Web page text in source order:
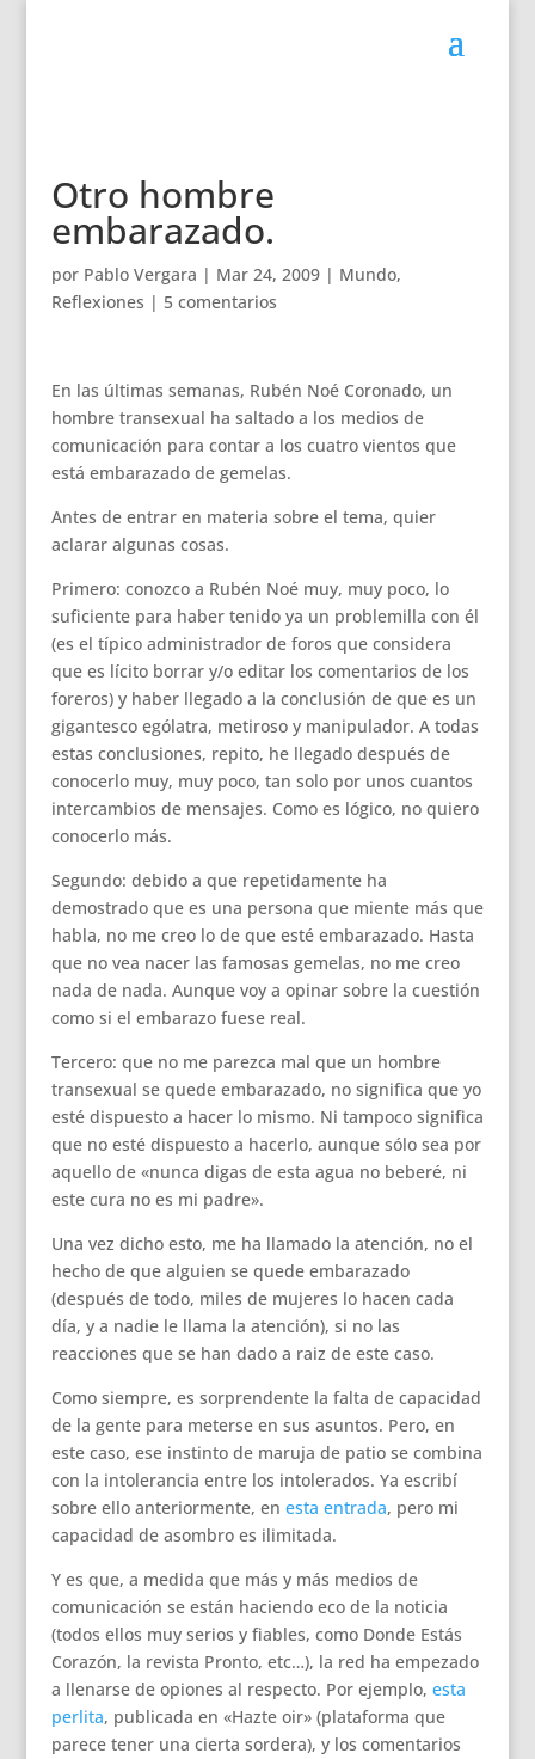
Otro hombre
embarazado.
por Pablo Vergara | Mar 24, 2009| Mundo,
Reflexiones | 5 comentarios
En las últimas semanas, Rubén Noé Coronado, un
hombre transexual ha saltado a los medios de
comunicación para contar a los cuatro vientos que
está embarazado de gemelas.
Antes de entrar en materia sobre el tema, quier
aclarar algunas cosas.
Primero: conozco a Rubén Noé muy, muy poco, lo
suficiente para haber tenido ya un problemilla con él
(es el típico administrador de foros que considera
que es lícito borrar y/o editar los comentarios de los
foreros) y haber llegado a la conclusión de que es un
gigantesco ególatra, metiroso y manipulador. A todas
estas conclusiones, repito, he llegado después de
conocerlo muy, muy poco, tan solo por unos cuantos
intercambios de mensajes. Como es lógico, no quiero
conocerlo más.
Segundo: debido a que repetidamente ha
demostrado que es una persona que miente más que
habla, no me creo lo de que esté embarazado. Hasta
que no vea nacer las famosas gemelas, no me creo
nada de nada. Aunque voy a opinar sobre la cuestión
como si el embarazo fuese real.
Tercero: que no me parezca mal que un hombre
transexual se quede embarazado, no significa que yo
esté dispuesto a hacer lo mismo. Ni tampoco significa
que no esté dispuesto a hacerlo, aunque sólo sea por
aquello de «nunca digas de esta agua no beberé, ni
este cura no es mi padre».
Una vez dicho esto, me ha llamado la atención, no el
hecho de que alguien se quede embarazado
(después de todo, miles de mujeres lo hacen cada
día, y a nadie le llama la atención), si no las
reacciones que se han dado a raiz de este caso.
Como siempre, es sorprendente la falta de capacidad
de la gente para meterse en sus asuntos. Pero, en
este caso, ese instinto de maruja de patio se combina
con la intolerancia entre los intolerados. Ya escribí
sobre ello anteriormente, en esta entrada, pero mi
capacidad de asombro es ilimitada.
Y es que, a medida que más y más medios de
comunicación se están haciendo eco de la noticia
(todos ellos muy serios y fiables, como Donde Estás
Corazón, la revista Pronto, etc…), la red ha empezado
a llenarse de opiones al respecto. Por ejemplo, esta
perlita, publicada en «Hazte oir» (plataforma que
parece tener una cierta sordera), y los comentarios